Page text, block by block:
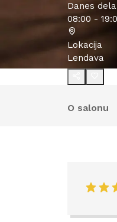
Danes
08:00 -
Lokacija
Lendava
O salonu